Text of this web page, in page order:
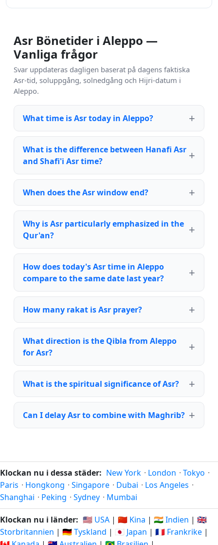
Asr Bönetider i Aleppo —
Vanliga frågor
Svar uppdateras dagligen baserat på dagens faktiska
Asr-tid, soluppgång, solnedgång och Hijri-datum i
Aleppo.
What time is Asr today in Aleppo?
What is the difference between Hanafi Asr
and Shafi'i Asr time?
When does the Asr window end?
Why is Asr particularly emphasized in the
Qur'an?
How does today's Asr time in Aleppo
compare to the same date last year?
How many rakat is Asr prayer?
What direction is the Qibla from Aleppo
for Asr?
What is the spiritual significance of Asr?
Can I delay Asr to combine with Maghrib?
Klockan nu i dessa städer: New York · London · Tokyo ·
Paris · Hongkong · Singapore · Dubai · Los Angeles ·
Shanghai · Peking · Sydney · Mumbai
Klockan nu i länder: 🇺🇸 USA | 🇨🇳 Kina | 🇮🇳 Indien | 🇬🇧
Storbritannien | 🇩🇪 Tyskland | 🇯🇵 Japan | 🇫🇷 Frankrike |